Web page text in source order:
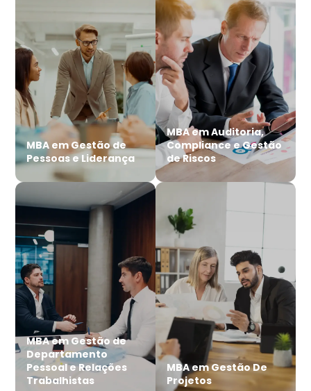
MBA em Gestão de
Pessoas e Liderança
MBA em Auditoria,
Compliance e Gestão
de Riscos
MBA em Gestão de
Departamento
Pessoal e Relações
Trabalhistas
MBA em Gestão De
Projetos